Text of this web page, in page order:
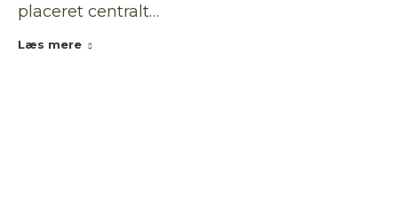
placeret centralt…
Læs mere